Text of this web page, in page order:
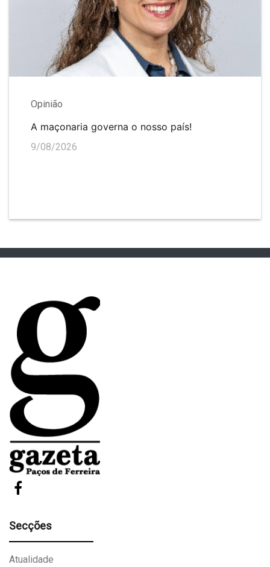
Opinião
A maçonaria governa o nosso país!
9/08/2026
Secções
Atualidade